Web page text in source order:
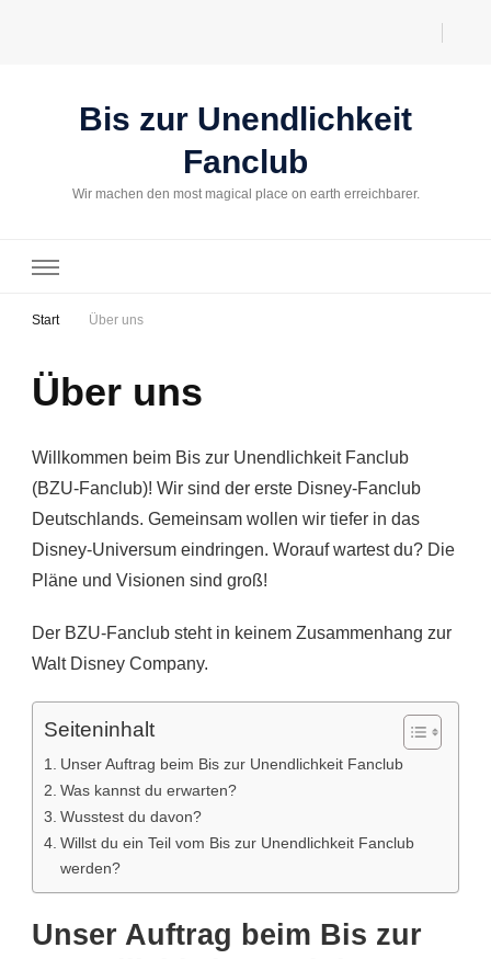
Bis zur Unendlichkeit
Fanclub
Wir machen den most magical place on earth erreichbarer.
Start Über uns
Über uns
Willkommen beim Bis zur Unendlichkeit Fanclub
(BZU-Fanclub)! Wir sind der erste Disney-Fanclub
Deutschlands. Gemeinsam wollen wir tiefer in das
Disney-Universum eindringen. Worauf wartest du? Die
Pläne und Visionen sind groß!
Der BZU-Fanclub steht in keinem Zusammenhang zur
Walt Disney Company.
Seiteninhalt
Unser Auftrag beim Bis zur Unendlichkeit Fanclub
Was kannst du erwarten?
Wusstest du davon?
Willst du ein Teil vom Bis zur Unendlichkeit Fanclub
werden?
Unser Auftrag beim Bis zur